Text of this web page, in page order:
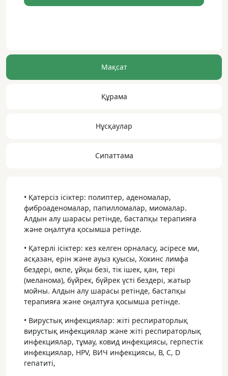
Мақсат
Құрама
Нұсқаулар
Сипаттама
• Қатерсіз ісіктер: полиптер, аденомалар,
фиброаденомалар, папилломалар, миомалар.
Алдын алу шарасы ретінде, бастапқы терапияға
және оңалтуға қосымша ретінде.
• Қатерлі ісіктер: кез келген орналасу, әсіресе ми,
асқазан, ерін және ауыз қуысы, Хокинс лимфа
бездері, өкпе, ұйқы безі, тік ішек, қан, тері
(меланома), бүйрек, бүйрек үсті бездері, жатыр
мойны. Алдын алу шарасы ретінде, бастапқы
терапияға және оңалтуға қосымша ретінде.
• Вирустық инфекциялар: жіті респираторлық
вирустық инфекциялар және жіті респираторлық
инфекциялар, тұмау, ковид инфекциясы, герпестік
инфекциялар, HPV, ВИЧ инфекциясы, В, С, D
гепатиті,